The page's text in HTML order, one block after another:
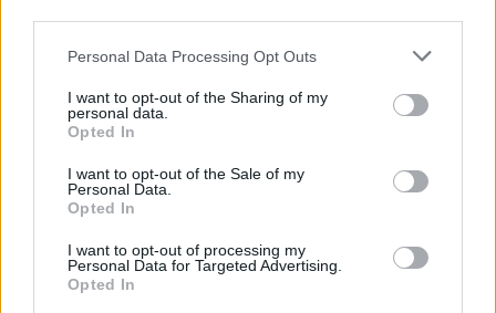
Please note that this website/app uses one or more Google
not limited to your visit or usage behaviour. You may click to
grant or deny consent to Google and its third-party tags to
use your data for below specified purposes in below Google
consent section.
Personal Data Processing Opt Outs
I want to opt-out of the Sharing of my
personal data.
Opted In
I want to opt-out of the Sale of my
Personal Data.
Opted In
I want to opt-out of processing my
Personal Data for Targeted Advertising.
Opted In
Continua a leggere
SALUTE